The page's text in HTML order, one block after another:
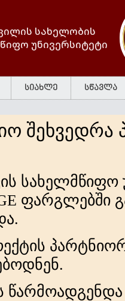
სახელობის
უნივერსიტეტი
სიახლე სწავლა
შეხვედრა
სახელმწიფო
ფარგლებში